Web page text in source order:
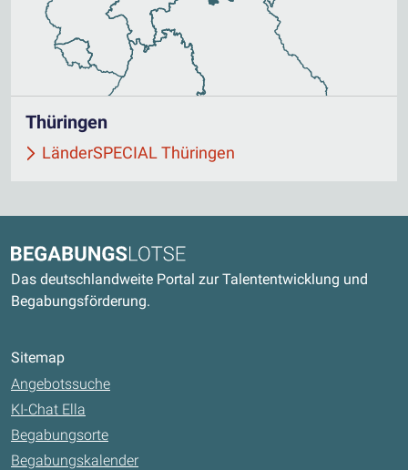
Thüringen
LänderSPECIAL Thüringen
Begabungslotse
Das deutschlandweite Portal zur Talententwicklung und
Begabungsförderung.
Sitemap
Angebotssuche
KI-Chat Ella
Begabungsorte
Begabungskalender